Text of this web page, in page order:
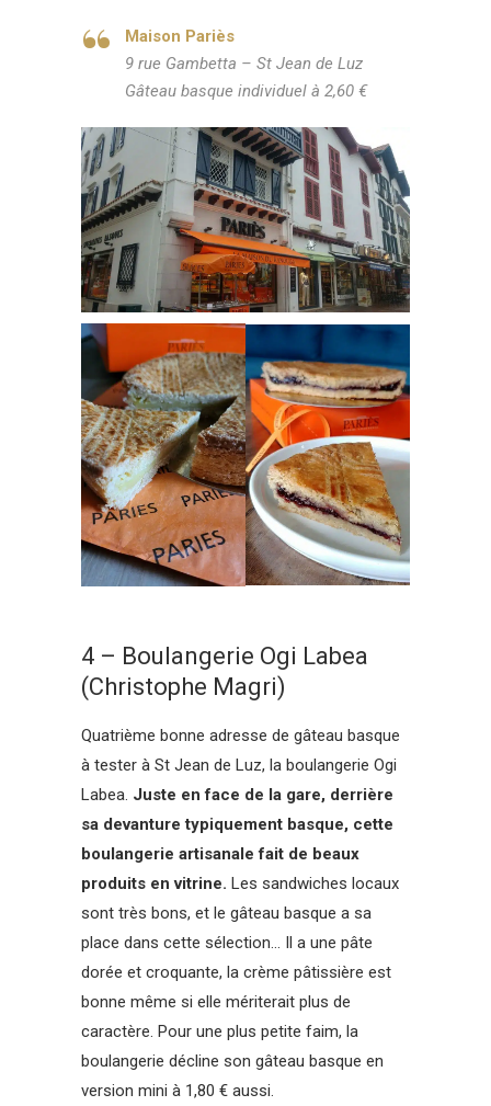
Maison Pariès
9 rue Gambetta – St Jean de Luz
Gâteau basque individuel à 2,60 €
4 – Boulangerie Ogi Labea
(Christophe Magri)
Quatrième bonne adresse de gâteau basque
à tester à St Jean de Luz, la boulangerie Ogi
Labea. Juste en face de la gare, derrière
sa devanture typiquement basque, cette
boulangerie artisanale fait de beaux
produits en vitrine. Les sandwiches locaux
sont très bons, et le gâteau basque a sa
place dans cette sélection… Il a une pâte
dorée et croquante, la crème pâtissière est
bonne même si elle mériterait plus de
caractère. Pour une plus petite faim, la
boulangerie décline son gâteau basque en
version mini à 1,80 € aussi.